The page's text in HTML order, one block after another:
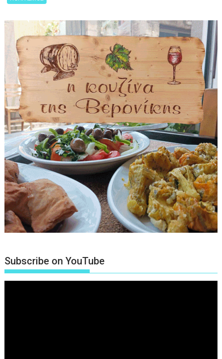
Subscribe on YouTube